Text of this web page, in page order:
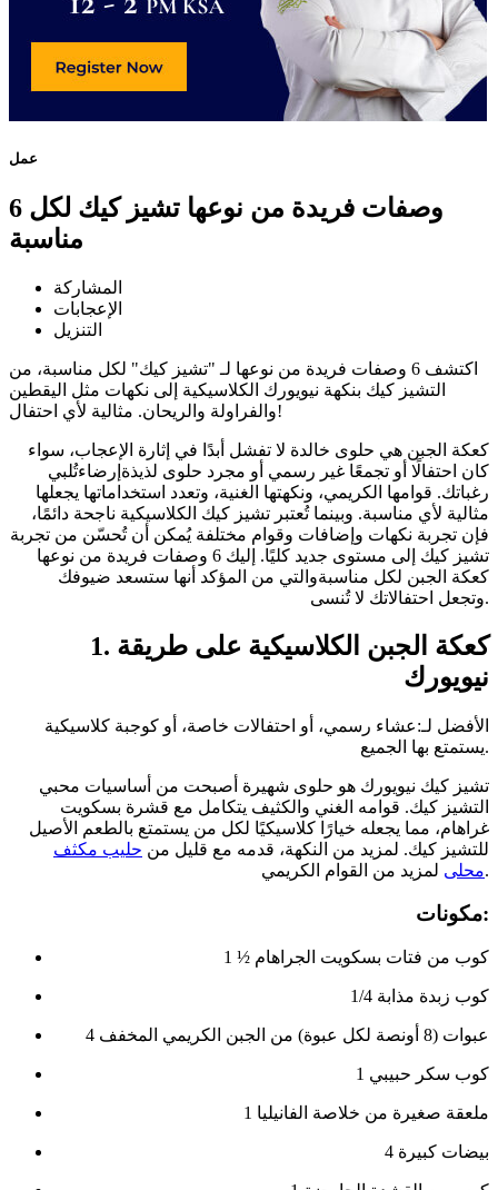
عمل
6 وصفات فريدة من نوعها تشيز كيك لكل
مناسبة
المشاركة
الإعجابات
التنزيل
اكتشف 6 وصفات فريدة من نوعها لـ "تشيز كيك" لكل مناسبة، من
التشيز كيك بنكهة نيويورك الكلاسيكية إلى نكهات مثل اليقطين
والفراولة والريحان. مثالية لأي احتفال!
كعكة الجبن هي حلوى خالدة لا تفشل أبدًا في إثارة الإعجاب، سواء
كان احتفالًا أو تجمعًا غير رسمي أو مجرد حلوى لذيذةإرضاءتُلبي
رغباتك. قوامها الكريمي، ونكهتها الغنية، وتعدد استخداماتها يجعلها
مثالية لأي مناسبة. وبينما تُعتبر تشيز كيك الكلاسيكية ناجحة دائمًا،
فإن تجربة نكهات وإضافات وقوام مختلفة يُمكن أن تُحسّن من تجربة
تشيز كيك إلى مستوى جديد كليًا. إليك 6 وصفات فريدة من نوعها
كعكة الجبن لكل مناسبةوالتي من المؤكد أنها ستسعد ضيوفك
وتجعل احتفالاتك لا تُنسى.
1. كعكة الجبن الكلاسيكية على طريقة
نيويورك
الأفضل لـ:عشاء رسمي، أو احتفالات خاصة، أو كوجبة كلاسيكية
يستمتع بها الجميع.
تشيز كيك نيويورك هو حلوى شهيرة أصبحت من أساسيات محبي
التشيز كيك. قوامه الغني والكثيف يتكامل مع قشرة بسكويت
غراهام، مما يجعله خيارًا كلاسيكيًا لكل من يستمتع بالطعم الأصيل
للتشيز كيك. لمزيد من النكهة، قدمه مع قليل من حليب مكثف
محلىلمزيد من القوام الكريمي.
مكونات:
1 ½ كوب من فتات بسكويت الجراهام
1/4 كوب زبدة مذابة
4 عبوات (8 أونصة لكل عبوة) من الجبن الكريمي المخفف
1 كوب سكر حبيبي
1 ملعقة صغيرة من خلاصة الفانيليا
4 بيضات كبيرة